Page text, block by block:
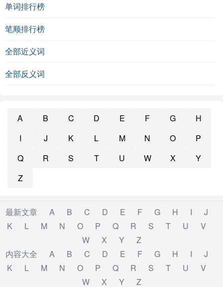
单词排行榜
笔顺排行榜
全部近义词
全部反义词
A B C D E F G
H
I
J K L M N O
P
Q
R S T U W X
Y
Z
最新文章 A B C D E F G H I
J
K
L M N O P Q R S T U
V
W
X Y
Z
内容大全
A B C D E F G H I
J
K
L M N O P Q R S T U
V
W
X Y Z